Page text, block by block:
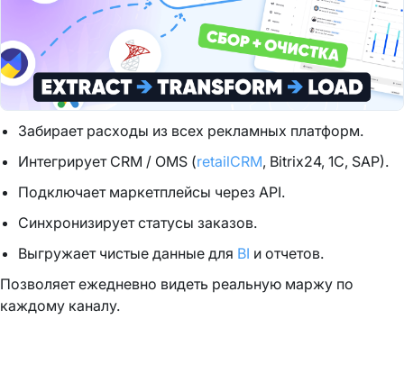
Забирает расходы из всех рекламных платформ.
Интегрирует CRM / OMS (retailCRM, Bitrix24, 1C, SAP).
Подключает маркетплейсы через API.
Синхронизирует статусы заказов.
Выгружает чистые данные для BI и отчетов.
Позволяет ежедневно видеть реальную маржу по
каждому каналу.